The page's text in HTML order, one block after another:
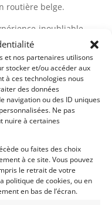
et nos partenaires utilisons
stocker et/ou accéder aux
à ces technologies nous
des données
navigation ou des ID uniques
Ne pas
nuire à certaines
ou faites des choix
à ce site. Vous pouvez
le retrait de votre
politique de cookies, ou en
en bas de l’écran.
routière belge.
inoubliable.
en ligne produit un
un avion de chasse
seul petit silencieux.
110 ch après la
une voiture plutôt
et le cuir sont
l’intérieur et le
On dirait
dans sa peinture
d’une grange, mais
de sport d’avant-